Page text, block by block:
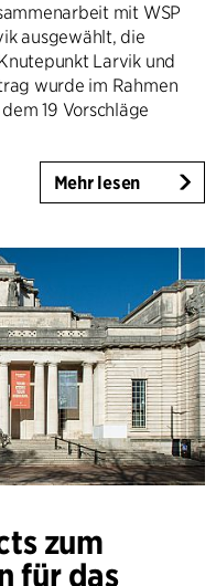
mit WSP
ausgewählt, die
Larvik und
wurde im Rahmen
19 Vorschläge
Mehr lesen
zum
für das